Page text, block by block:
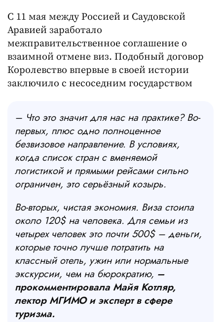
С 11 мая между Россией и Саудовской
Аравией заработало
межправительственное соглашение о
взаимной отмене виз. Подобный договор
Королевство впервые в своей истории
заключило с несоседним государством
– Что это значит для нас на практике? Во-
первых, плюс одно полноценное
безвизовое направление. В условиях,
когда список стран с вменяемой
логистикой и прямыми рейсами сильно
ограничен, это серьёзный козырь.
Во-вторых, чистая экономия. Виза стоила
около 120$ на человека. Для семьи из
четырех человек это почти 500$ – деньги,
которые точно лучше потратить на
классный отель, ужин или нормальные
экскурсии, чем на бюрократию, –
прокомментировала Майя Котляр,
лектор МГИМО и эксперт в сфере
туризма.